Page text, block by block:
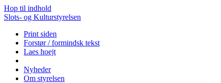
Hop til indhold
Slots- og Kulturstyrelsen
Print siden
Forstør / formindsk tekst
Laes hoejt
Nyheder
Om styrelsen